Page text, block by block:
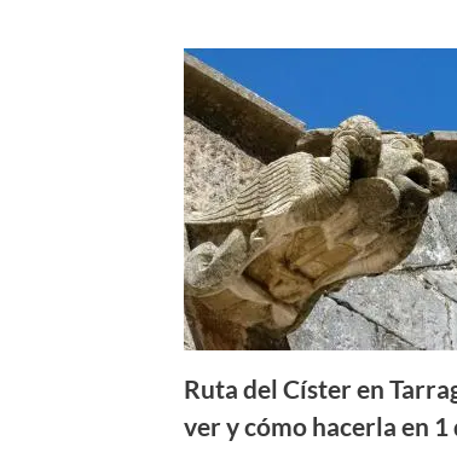
Ruta del Císter en
ver y cómo hacerla en 1